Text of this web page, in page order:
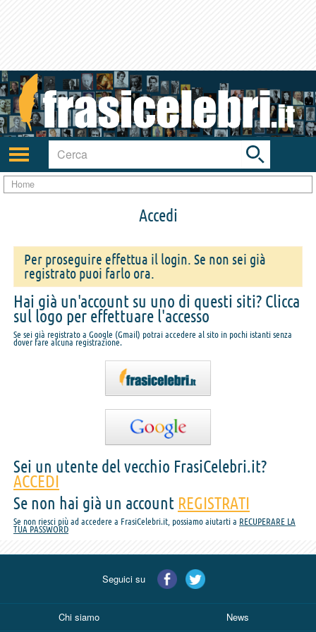
Attiva/disattiva
navigazione
Toggle
search
bar
Home
Accedi
Per proseguire effettua il login. Se non sei già
registrato puoi farlo ora.
Hai già un'account su uno di questi siti? Clicca
sul logo per effettuare l'accesso
Se sei già registrato a Google (Gmail) potrai accedere al sito in pochi istanti senza
dover fare alcuna registrazione.
Sei un utente del vecchio FrasiCelebri.it?
ACCEDI
Se non hai già un account REGISTRATI
Se non riesci più ad accedere a FrasiCelebri.it, possiamo aiutarti a RECUPERARE LA
TUA PASSWORD
Seguici su
Chi siamo News